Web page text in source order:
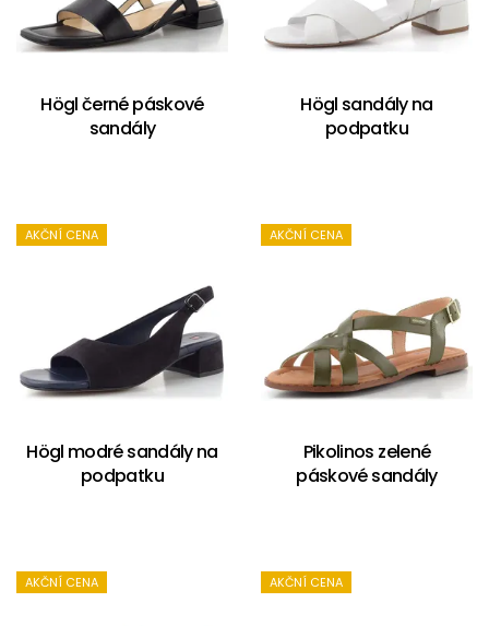
Högl černé páskové
sandály
Högl sandály na
podpatku
AKČNÍ CENA
Högl modré sandály na
podpatku
AKČNÍ CENA
Pikolinos zelené
páskové sandály
AKČNÍ CENA AKČNÍ CENA